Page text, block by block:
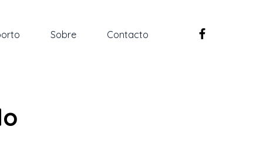
Sobre Contacto